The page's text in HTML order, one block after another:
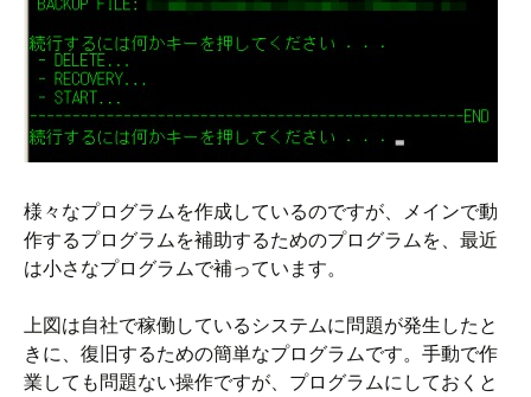
様々なプログラムを作成しているのですが、メインで動
作するプログラムを補助するためのプログラムを、最近
は小さなプログラムで補っています。
上図は自社で稼働しているシステムに問題が発生したと
きに、復旧するための簡単なプログラムです。手動で作
業しても問題ない操作ですが、プログラムにしておくと